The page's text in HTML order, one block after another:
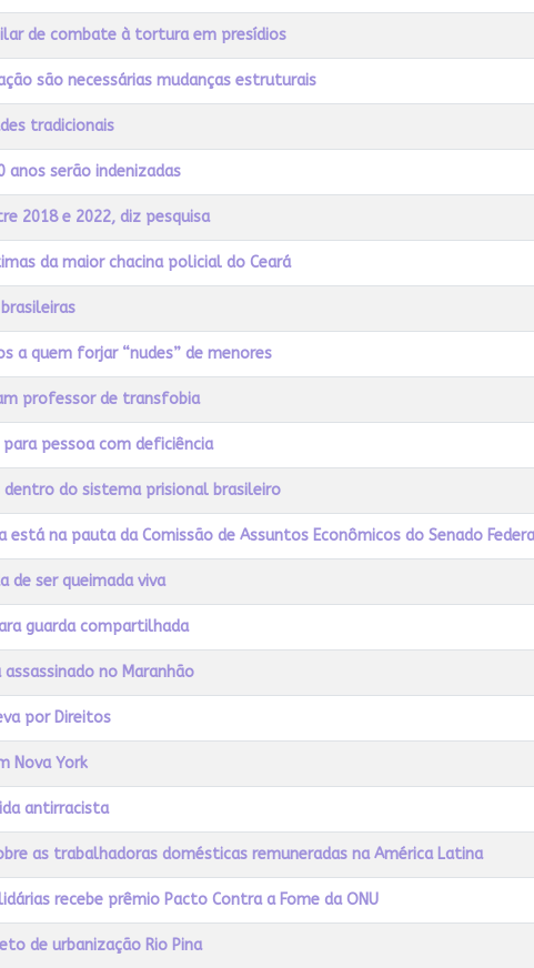
de combate à tortura em presídios
são necessárias mudanças estruturais
tradicionais
serão indenizadas
2018 e 2022, diz pesquisa
da maior chacina policial do Ceará
a quem forjar “nudes” de menores
professor de transfobia
pessoa com deficiência
do sistema prisional brasileiro
na pauta da Comissão de Assuntos Econômicos do Senado
de ser queimada viva
guarda compartilhada
no Maranhão
por Direitos
Nova York
antirracista
as trabalhadoras domésticas remuneradas na América Latina
recebe prêmio Pacto Contra a Fome da ONU
de urbanização Rio Pina